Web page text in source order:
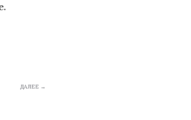
ДАЛЕЕ →